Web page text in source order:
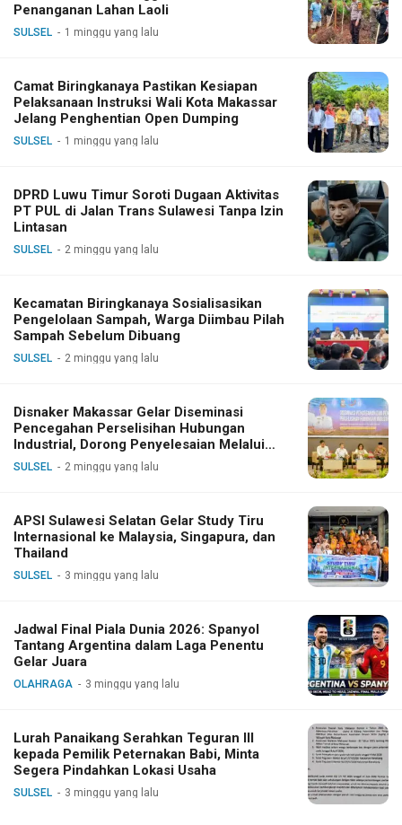
Penanganan Lahan Laoli
SULSEL 1 minggu yang lalu
Camat Biringkanaya Pastikan Kesiapan
Pelaksanaan Instruksi Wali Kota Makassar
Jelang Penghentian Open Dumping
SULSEL 1 minggu yang lalu
DPRD Luwu Timur Soroti Dugaan Aktivitas
PT PUL di Jalan Trans Sulawesi Tanpa Izin
Lintasan
SULSEL 2 minggu yang lalu
Kecamatan Biringkanaya Sosialisasikan
Pengelolaan Sampah, Warga Diimbau Pilah
Sampah Sebelum Dibuang
SULSEL 2 minggu yang lalu
Disnaker Makassar Gelar Diseminasi
Pencegahan Perselisihan Hubungan
Industrial, Dorong Penyelesaian Melalui
Dialog
SULSEL 2 minggu yang lalu
APSI Sulawesi Selatan Gelar Study Tiru
Internasional ke Malaysia, Singapura, dan
Thailand
SULSEL 3 minggu yang lalu
Jadwal Final Piala Dunia 2026: Spanyol
Tantang Argentina dalam Laga Penentu
Gelar Juara
OLAHRAGA 3 minggu yang lalu
Lurah Panaikang Serahkan Teguran III
kepada Pemilik Peternakan Babi, Minta
Segera Pindahkan Lokasi Usaha
SULSEL 3 minggu yang lalu